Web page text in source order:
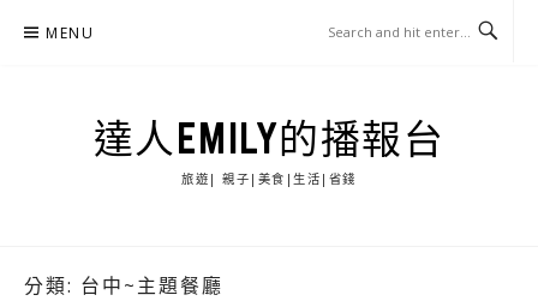
MENU
達人EMILY的播報台
旅遊| 親子|美食|生活|省錢
分類: 台中~主題餐廳